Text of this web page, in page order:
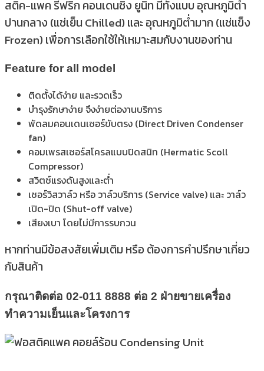
สติค-แพค รีฟริก คอนเดนซิ่ง ยูนิท มีทั้งแบบ อุณหภูมิต่ำ
ปานกลาง (แช่เย็น Chilled) และ อุณหภูมิต่ำมาก (แช่แข็ง
Frozen) เพื่อการเลือกใช้ให้เหมาะสมกับงานของท่าน
Feature for all model
ติดตั้งได้ง่าย และรวดเร็ว
บำรุงรักษาง่าย จึงง่ายต่องานบริการ
พัดลมคอนเดนเซอร์ขับตรง (Direct Driven Condenser
fan)
คอมเพรสเซอร์สโครลแบบปิดสนิท (Hermatic Scoll
Compressor)
สวิตช์แรงดันสูงและต่ำ
เซอร์วิสวาล์ว หรือ วาล์วบริการ (Service valve) และ วาล์ว
เปิด-ปิด (Shut-off valve)
เสียงเบา โดยไม่มีการรบกวน
หากท่านมีข้อสงสัยเพิ่มเติม หรือ ต้องการคำปรึกษาเกี่ยว
กับสินค้า
กรุณาติดต่อ 02-011 8888 ต่อ 2 ฝ่ายขายเครื่อง
ทำความเย็นและโครงการ